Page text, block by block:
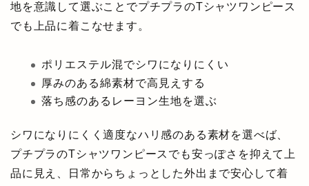
地を意識して選ぶことでプチプラのTシャツワンピース
でも上品に着こなせます。
ポリエステル混でシワになりにくい
厚みのある綿素材で高見えする
落ち感のあるレーヨン生地を選ぶ
シワになりにくく適度なハリ感のある素材を選べば、
プチプラのTシャツワンピースでも安っぽさを抑えて上
品に見え、日常からちょっとした外出まで安心して着